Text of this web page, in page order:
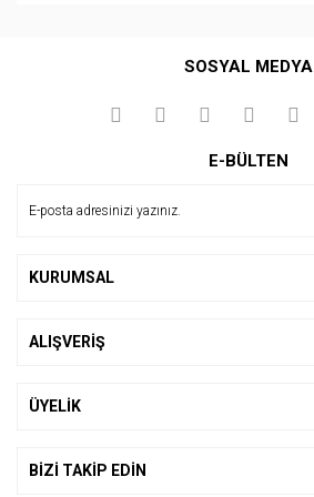
SOSYAL MEDYA
E-BÜLTEN
KURUMSAL
ALIŞVERİŞ
ÜYELİK
BİZİ TAKİP EDİN